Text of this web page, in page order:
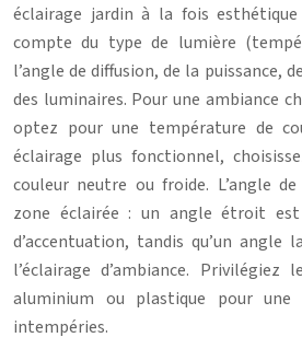
éclairage jardin à la fois
compte du type de lumière
l’angle de diffusion, de la puissance,
des luminaires. Pour une ambiance
optez pour une température de
éclairage plus fonctionnel,
couleur neutre ou froide. L’angle
zone éclairée : un angle étroit est
d’accentuation, tandis qu’un angle
l’éclairage d’ambiance.
aluminium ou plastique pour une
intempéries.